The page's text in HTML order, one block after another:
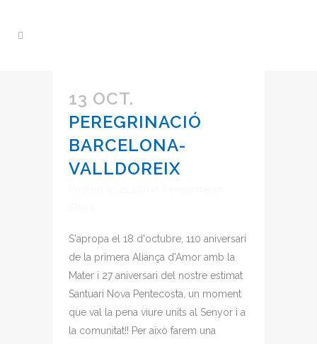
13 OCT.
PEREGRINACIÓ
BARCELONA-
VALLDOREIX
S'apropa el 18 d'octubre, 110 aniversari
de la primera Aliança d'Amor amb la
Mater i 27 aniversari del nostre estimat
Santuari Nova Pentecosta, un moment
que val la pena viure units al Senyor i a
la comunitat!! Per això farem una